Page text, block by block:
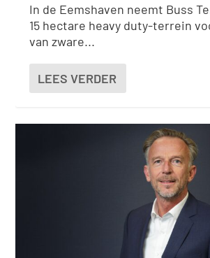
In de Eemshaven neemt Buss
15 hectare heavy duty-terrein
van zware...
LEES VERDER